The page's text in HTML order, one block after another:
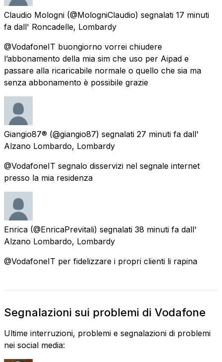
Claudio Mologni (@MologniClaudio) segnalati 17 minuti
fa dall' Roncadelle, Lombardy
@VodafoneIT buongiorno vorrei chiudere
l’abbonamento della mia sim che uso per Aipad e
passare alla ricaricabile normale o quello che sia ma
senza abbonamento è possibile grazie
Giangio87® (@giangio87) segnalati 27 minuti fa dall'
Alzano Lombardo, Lombardy
@VodafoneIT segnalo disservizi nel segnale internet
presso la mia residenza
Enrica (@EnricaPrevitali) segnalati 38 minuti fa dall'
Alzano Lombardo, Lombardy
@VodafoneIT per fidelizzare i propri clienti li rapina
Segnalazioni sui problemi di Vodafone
Ultime interruzioni, problemi e segnalazioni di problemi
nei social media: